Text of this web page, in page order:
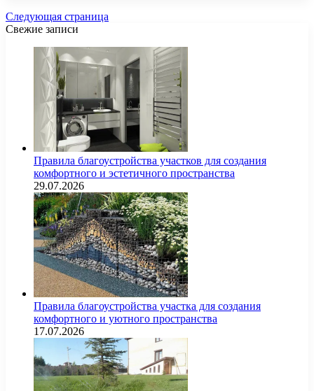
Следующая страница
Свежие записи
Правила благоустройства участков для создания
комфортного и эстетичного пространства
29.07.2026
Правила благоустройства участка для создания
комфортного и уютного пространства
17.07.2026